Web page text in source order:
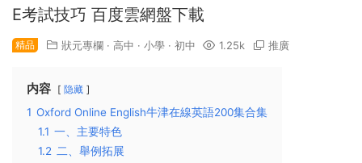
E考試技巧 百度雲網盤下載
精品 狀元專欄 · 高中 · 小學 · 初中 1.25k 推廣
内容 隐藏
1 Oxford Online English牛津在線英語200集合集
1.1 一、主要特色
1.2 二、舉例拓展